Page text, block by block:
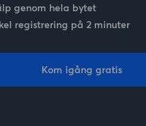
genom hela bytet
registrering på 2 minuter
Kom igång gratis